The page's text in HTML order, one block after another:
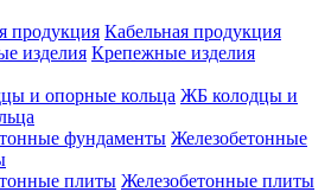
Кабельная продукция
Крепежные изделия
ЖБ колодцы и
Железобетонные
Железобетонные плиты